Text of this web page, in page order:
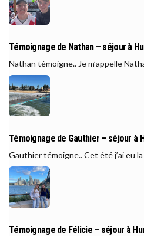
Témoignage de Nathan – séjour à
Nathan témoigne.. Je m’appelle
Témoignage de Gauthier – séjour à
Gauthier témoigne.. Cet été j’ai eu la
Témoignage de Félicie – séjour à